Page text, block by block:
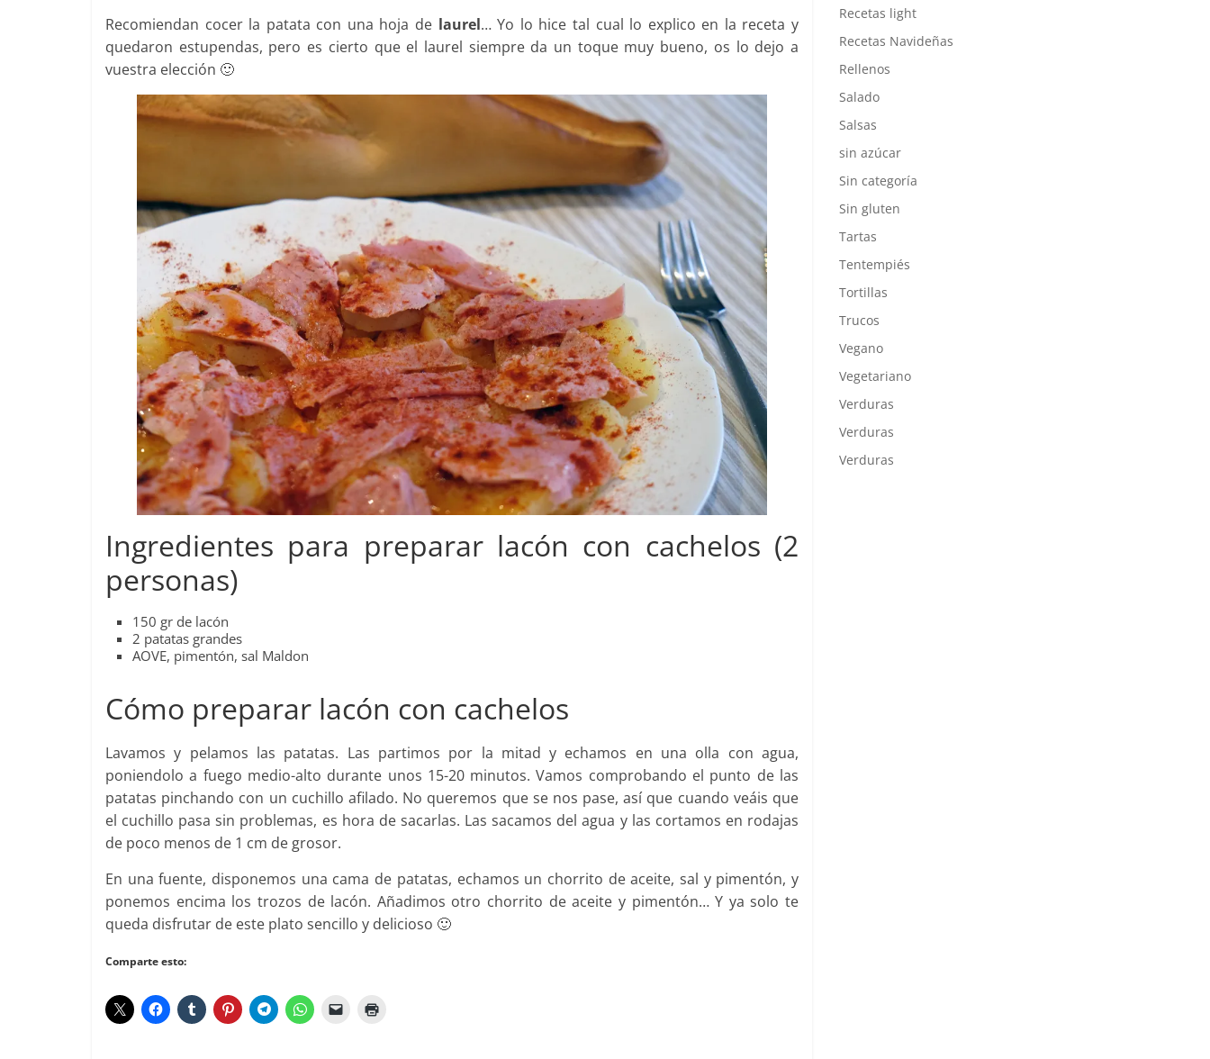
Recomiendan cocer la patata con una hoja de laurel… Yo lo hice tal cual lo explico en la receta y
quedaron estupendas, pero es cierto que el laurel siempre da un toque muy bueno, os lo dejo a
vuestra elección 🙂
Ingredientes para preparar lacón con cachelos (2
personas)
150 gr de lacón
2 patatas grandes
AOVE, pimentón, sal Maldon
Cómo preparar lacón con cachelos
Lavamos y pelamos las patatas. Las partimos por la mitad y echamos en una olla con agua,
poniendolo a fuego medio-alto durante unos 15-20 minutos. Vamos comprobando el punto de las
patatas pinchando con un cuchillo afilado. No queremos que se nos pase, así que cuando veáis que
el cuchillo pasa sin problemas, es hora de sacarlas. Las sacamos del agua y las cortamos en rodajas
de poco menos de 1 cm de grosor.
En una fuente, disponemos una cama de patatas, echamos un chorrito de aceite, sal y pimentón, y
ponemos encima los trozos de lacón. Añadimos otro chorrito de aceite y pimentón… Y ya solo te
queda disfrutar de este plato sencillo y delicioso 🙂
Comparte esto:
Recetas light
Recetas Navideñas
Rellenos
Salado
Salsas
sin azúcar
Sin categoría
Sin gluten
Tartas
Tentempiés
Tortillas
Trucos
Vegano
Vegetariano
Verduras
Verduras
Verduras